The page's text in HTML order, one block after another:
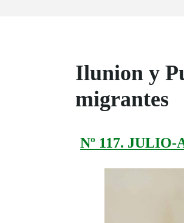
Ilunion y
migrantes
Nº 117. JULIO-